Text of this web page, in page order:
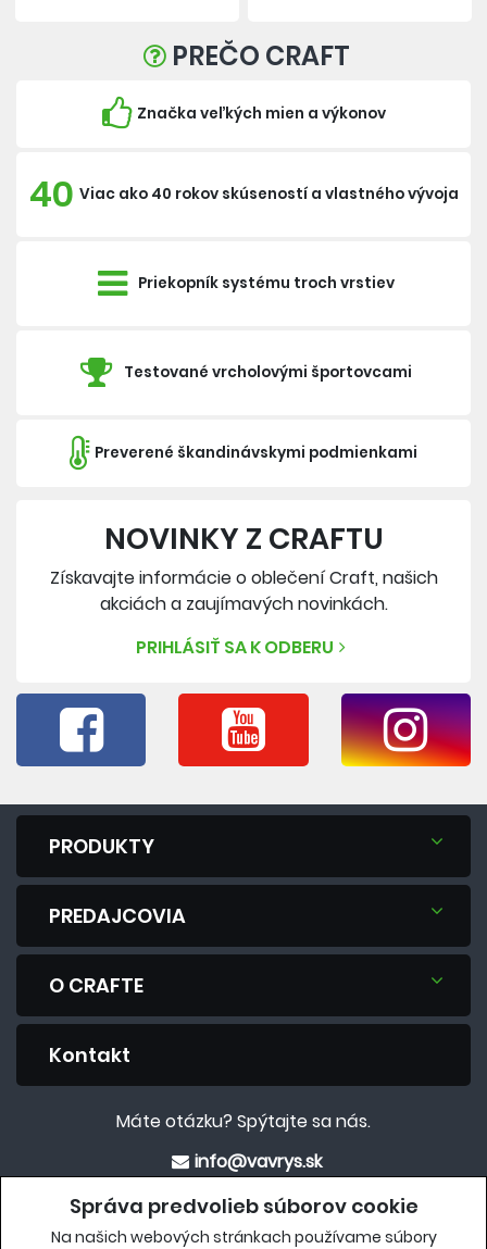
Správa predvolieb súborov cookie
Na našich webových stránkach používame súbory
PREČO CRAFT
Značka veľkých mien a výkonov
40 Viac ako 40 rokov skúseností a vlastného vývoja
Priekopník systému troch vrstiev
Testované vrcholovými športovcami
Preverené škandinávskymi podmienkami
NOVINKY Z CRAFTU
Získavajte informácie o oblečení Craft, našich
akciách a zaujímavých novinkách.
PRIHLÁSIŤ SA K ODBERU
PRODUKTY
PREDAJCOVIA
O CRAFTE
Kontakt
Máte otázku? Spýtajte sa nás.
info@vavrys.sk
+421 911 454 422